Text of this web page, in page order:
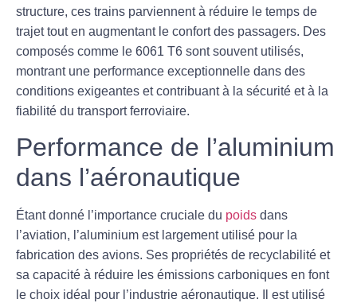
structure, ces trains parviennent à réduire le temps de
trajet tout en augmentant le confort des passagers. Des
composés comme le 6061 T6 sont souvent utilisés,
montrant une performance exceptionnelle dans des
conditions exigeantes et contribuant à la sécurité et à la
fiabilité du transport ferroviaire.
Performance de l’aluminium
dans l’aéronautique
Étant donné l’importance cruciale du poids dans
l’aviation, l’aluminium est largement utilisé pour la
fabrication des avions. Ses propriétés de recyclabilité et
sa capacité à réduire les émissions carboniques en font
le choix idéal pour l’industrie aéronautique. Il est utilisé